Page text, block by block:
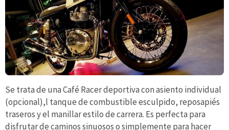
Se trata de una Café Racer deportiva con asiento individual
(opcional),l tanque de combustible esculpido, reposapiés
traseros y el manillar estilo de carrera. Es perfecta para
disfrutar de caminos sinuosos o simplemente para hacer